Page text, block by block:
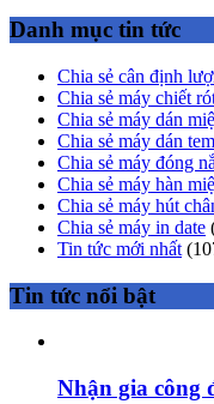
Danh mục tin tức
Chia sẻ cân định
Chia sẻ máy chiết
Chia sẻ máy dán
Chia sẻ máy dán
Chia sẻ máy đóng
Chia sẻ máy hàn
Chia sẻ máy hút
Chia sẻ máy in date
Tin tức mới nhất
Tin tức nổi bật
Nhận gia công